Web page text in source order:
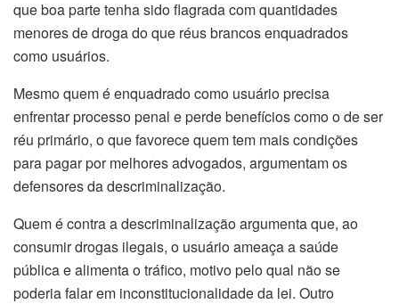
que boa parte tenha sido flagrada com quantidades
menores de droga do que réus brancos enquadrados
como usuários.
Mesmo quem é enquadrado como usuário precisa
enfrentar processo penal e perde benefícios como o de ser
réu primário, o que favorece quem tem mais condições
para pagar por melhores advogados, argumentam os
defensores da descriminalização.
Quem é contra a descriminalização argumenta que, ao
consumir drogas ilegais, o usuário ameaça a saúde
pública e alimenta o tráfico, motivo pelo qual não se
poderia falar em inconstitucionalidade da lei. Outro